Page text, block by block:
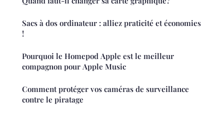
Sacs à dos ordinateur : alliez praticité et économies
!
Pourquoi le Homepod Apple est le meilleur
compagnon pour Apple Music
Comment protéger vos caméras de surveillance
contre le piratage